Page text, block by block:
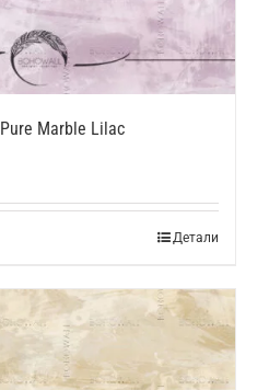
Marble Lilac
Детали